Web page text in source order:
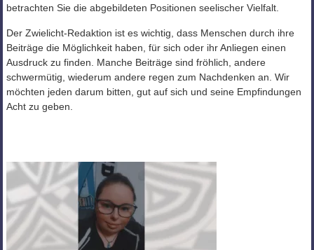
betrachten Sie die abgebildeten Positionen seelischer Vielfalt.
Der Zwielicht-Redaktion ist es wichtig, dass Menschen durch ihre
Beiträge die Möglichkeit haben, für sich oder ihr Anliegen einen
Ausdruck zu finden. Manche Beiträge sind fröhlich, andere
schwermütig, wiederum andere regen zum Nachdenken an. Wir
möchten jeden darum bitten, gut auf sich und seine Empfindungen
Acht zu geben.